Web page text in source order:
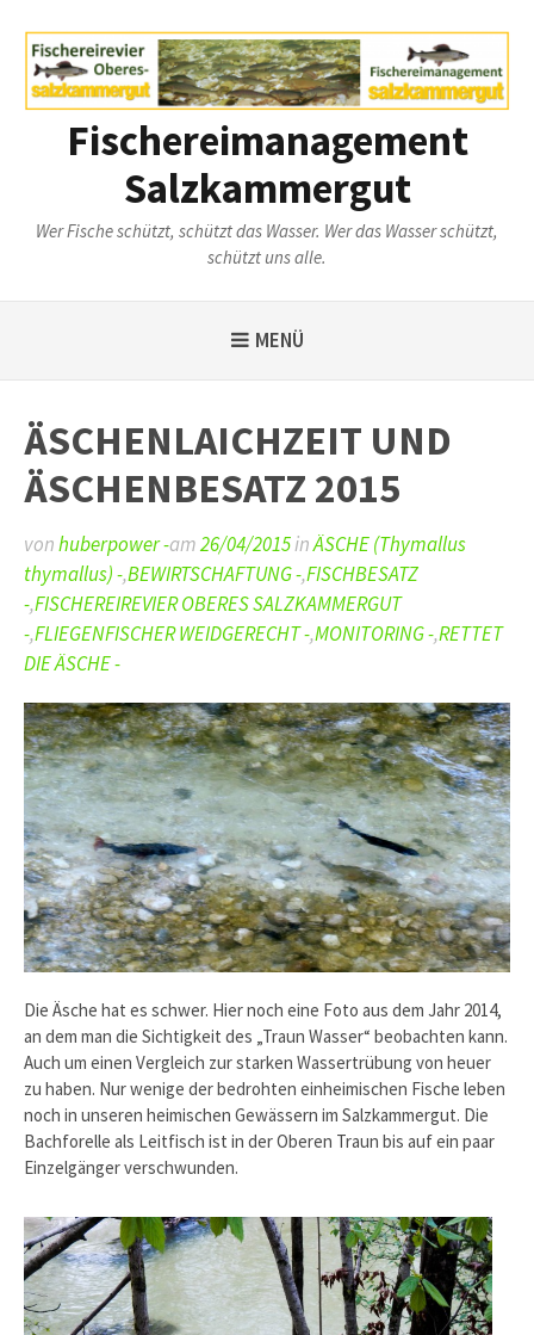
zum
Inhalt
Fischereimanagement
Salzkammergut
Wer Fische schützt, schützt das Wasser. Wer das Wasser schützt,
schützt uns alle.
MENÜ
ÄSCHENLAICHZEIT UND
ÄSCHENBESATZ 2015
vonhuberpower -am26/04/2015inÄSCHE (Thymallus
thymallus) -,BEWIRTSCHAFTUNG -,FISCHBESATZ
-,FISCHEREIREVIER OBERES SALZKAMMERGUT
-,FLIEGENFISCHER WEIDGERECHT -,MONITORING -,RETTET
DIE ÄSCHE -
Die Äsche hat es schwer. Hier noch eine Foto aus dem Jahr 2014,
an dem man die Sichtigkeit des „Traun Wasser“ beobachten kann.
Auch um einen Vergleich zur starken Wassertrübung von heuer
zu haben. Nur wenige der bedrohten einheimischen Fische leben
noch in unseren heimischen Gewässern im Salzkammergut. Die
Bachforelle als Leitfisch ist in der Oberen Traun bis auf ein paar
Einzelgänger verschwunden.